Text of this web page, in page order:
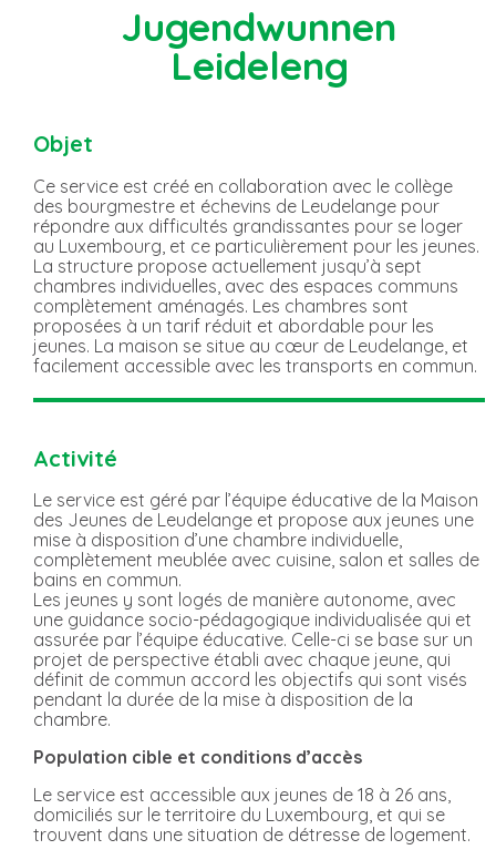
Jugendwunnen
Leideleng
Objet
Ce service est créé en collaboration avec le collège
des bourgmestre et échevins de Leudelange pour
répondre aux difficultés grandissantes pour se loger
au Luxembourg, et ce particulièrement pour les jeunes.
La structure propose actuellement jusqu’à sept
chambres individuelles, avec des espaces communs
complètement aménagés. Les chambres sont
proposées à un tarif réduit et abordable pour les
jeunes. La maison se situe au cœur de Leudelange, et
facilement accessible avec les transports en commun.
Activité
Le service est géré par l’équipe éducative de la Maison
des Jeunes de Leudelange et propose aux jeunes une
mise à disposition d’une chambre individuelle,
complètement meublée avec cuisine, salon et salles de
bains en commun.
Les jeunes y sont logés de manière autonome, avec
une guidance socio-pédagogique individualisée qui et
assurée par l’équipe éducative. Celle-ci se base sur un
projet de perspective établi avec chaque jeune, qui
définit de commun accord les objectifs qui sont visés
pendant la durée de la mise à disposition de la
chambre.
Population cible et conditions d’accès
Le service est accessible aux jeunes de 18 à 26 ans,
domiciliés sur le territoire du Luxembourg, et qui se
trouvent dans une situation de détresse de logement.